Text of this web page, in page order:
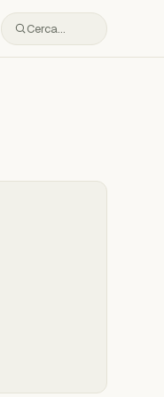
Cerca…